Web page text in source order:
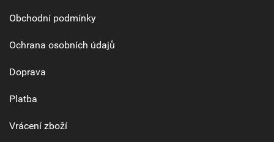
Obchodní podmínky
Ochrana osobních údajů
Doprava
Platba
Vrácení zboží